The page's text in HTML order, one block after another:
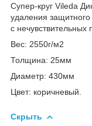
Супер-круг Vileda
удаления
с нечувствительных
Вес: 2550г/м2
Толщина: 25мм
Диаметр: 430мм
Цвет: коричневый.
Скрыть